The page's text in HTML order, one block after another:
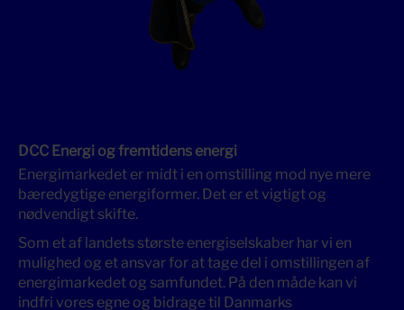
DCC Energi og fremtidens energi
Energimarkedet er midt i en omstilling mod nye mere
bæredygtige energiformer. Det er et vigtigt og
nødvendigt skifte.
Som et af landets største energiselskaber har vi en
mulighed og et ansvar for at tage del i omstillingen af
energimarkedet og samfundet. På den måde kan vi
indfri vores egne og bidrage til Danmarks